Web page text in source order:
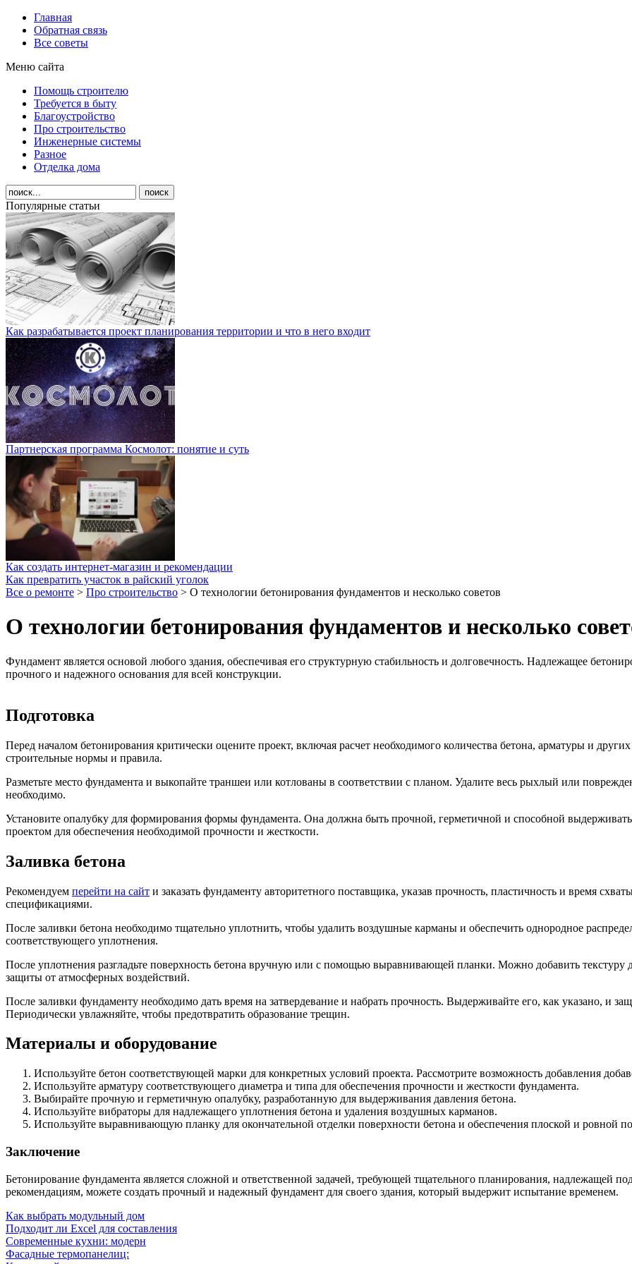
Главная
Обратная связь
Все советы
Меню сайта
Помощь строителю
Требуется в быту
Благоустройство
Про строительство
Инженерные системы
Разное
Отделка дома
Популярные статьи
Как разрабатывается проект планирования территории и что в него входит
Партнерская программа Космолот: понятие и суть
Как создать интернет-магазин и рекомендации
Как превратить участок в райский уголок
Все о ремонте > Про строительство > О технологии бетонирования фундаментов и несколько советов
О технологии бетонирования фундаментов и несколько
Фундамент является основой любого здания, обеспечивая его структурную стабильность и долговечность. Надлежащее
прочного и надежного основания для всей конструкции.
Подготовка
Перед началом бетонирования критически оцените проект, включая расчет необходимого количества бетона, арматуры и
строительные нормы и правила.
Разметьте место фундамента и выкопайте траншеи или котлованы в соответствии с планом. Удалите весь рыхлый или
необходимо.
Установите опалубку для формирования формы фундамента. Она должна быть прочной, герметичной и способной выдерживать
проектом для обеспечения необходимой прочности и жесткости.
Заливка бетона
Рекомендуем перейти на сайт и заказать фундаменту авторитетного поставщика, указав прочность, пластичность и время
спецификациями.
После заливки бетона необходимо тщательно уплотнить, чтобы удалить воздушные карманы и обеспечить однородное
соответствующего уплотнения.
После уплотнения разгладьте поверхность бетона вручную или с помощью выравнивающей планки. Можно добавить
защиты от атмосферных воздействий.
После заливки фундаменту необходимо дать время на затвердевание и набрать прочность. Выдерживайте его, как указано, и
Периодически увлажняйте, чтобы предотвратить образование трещин.
Материалы и оборудование
Используйте бетон соответствующей марки для конкретных условий проекта. Рассмотрите возможность добавления
Используйте арматуру соответствующего диаметра и типа для обеспечения прочности и жесткости фундамента.
Выбирайте прочную и герметичную опалубку, разработанную для выдерживания давления бетона.
Используйте вибраторы для надлежащего уплотнения бетона и удаления воздушных карманов.
Используйте выравнивающую планку для окончательной отделки поверхности бетона и обеспечения плоской и ровной
Заключение
Бетонирование фундамента является сложной и ответственной задачей, требующей тщательного планирования, надлежащей
рекомендациям, можете создать прочный и надежный фундамент для своего здания, который выдержит испытание временем.
Как выбрать модульный дом
Подходит ли Excel для составления
Современные кухни: модерн
Фасадные термопанелиц: